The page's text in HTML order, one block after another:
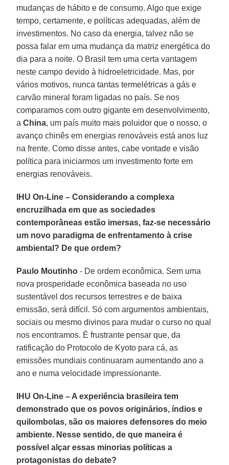
mudanças de hábito e de consumo. Algo que exige
tempo, certamente, e políticas adequadas, além de
investimentos. No caso da energia, talvez não se
possa falar em uma mudança da matriz energética do
dia para a noite. O Brasil tem uma certa vantagem
neste campo devido à hidroeletricidade. Mas, por
vários motivos, nunca tantas termelétricas a gás e
carvão mineral foram ligadas no país. Se nos
comparamos com outro gigante em desenvolvimento,
aChina, um país muito mais poluidor que o nosso, o
avanço chinês em energias renováveis está anos luz
na frente. Como disse antes, cabe vontade e visão
política para iniciarmos um investimento forte em
energias renováveis.
IHU On-Line – Considerando a complexa
encruzilhada em que as sociedades
contemporâneas estão imersas, faz-se necessário
um novo paradigma de enfrentamento à crise
ambiental? De que ordem?
Paulo Moutinho - De ordem econômica. Sem uma
nova prosperidade econômica baseada no uso
sustentável dos recursos terrestres e de baixa
emissão, será difícil. Só com argumentos ambientais,
sociais ou mesmo divinos para mudar o curso no qual
nos encontramos. É frustrante pensar que, da
ratificação do Protocolo de Kyoto para cá, as
emissões mundiais continuaram aumentando ano a
ano e numa velocidade impressionante.
IHU On-Line – A experiência brasileira tem
demonstrado que os povos originários, índios e
quilombolas, são os maiores defensores do meio
ambiente. Nesse sentido, de que maneira é
possível alçar essas minorias políticas a
protagonistas do debate?